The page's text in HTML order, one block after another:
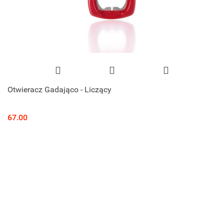
Otwieracz Gadająco - Liczący
67.00